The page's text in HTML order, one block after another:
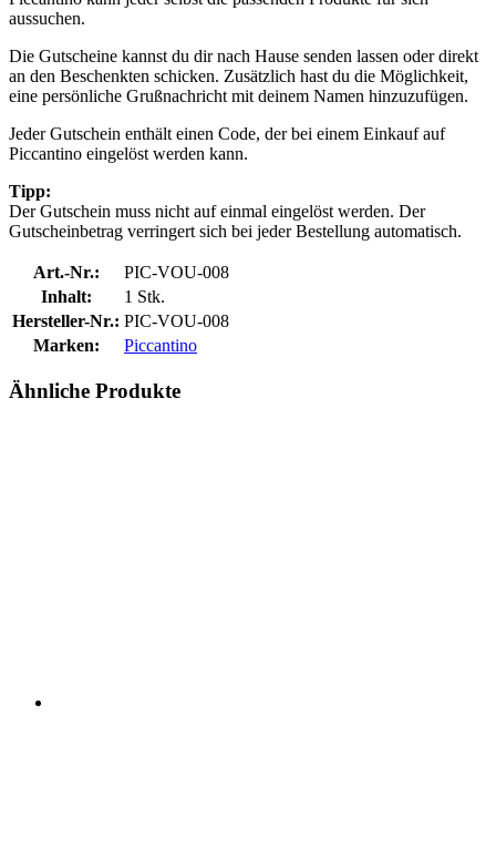
aussuchen.
Die Gutscheine kannst du dir nach Hause senden lassen oder direkt
an den Beschenkten schicken. Zusätzlich hast du die Möglichkeit,
eine persönliche Grußnachricht mit deinem Namen hinzuzufügen.
Jeder Gutschein enthält einen Code, der bei einem Einkauf auf
Piccantino eingelöst werden kann.
Tipp:
Der Gutschein muss nicht auf einmal eingelöst werden. Der
Gutscheinbetrag verringert sich bei jeder Bestellung automatisch.
Art.-Nr.:
PIC-VOU-008
Inhalt:
1 Stk.
Hersteller-Nr.: PIC-VOU-008
Marken:
Piccantino
Ähnliche Produkte